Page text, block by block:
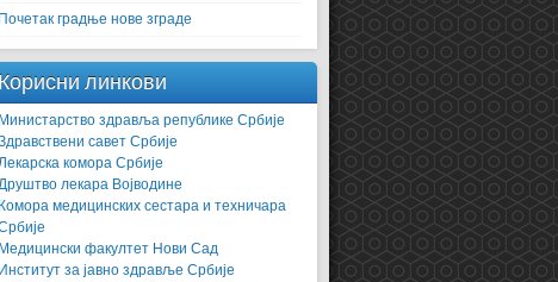
Почетак градње нове зграде
Корисни линкови
Министарство здравља републике Србије
савет Србије
комора Србије
лекара Војводине
Комора медицинских сестара и техничара
Медицински факултет Нови Сад
Институт за јавно здравље Србије